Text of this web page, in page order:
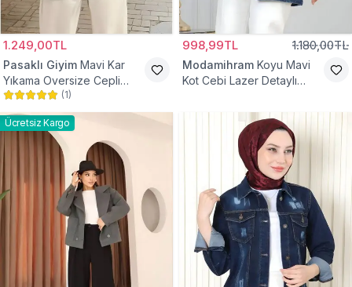
1.249,00TL
Pasaklı Giyim Mavi Kar
Yıkama Oversize Cepli
Düğmeli Tesettür Gömlek
Ceket
(1)
998,99TL 1.180,00TL
Modamihram Koyu Mavi
Kot Cebi Lazer Detaylı
Ücretsiz Kargo